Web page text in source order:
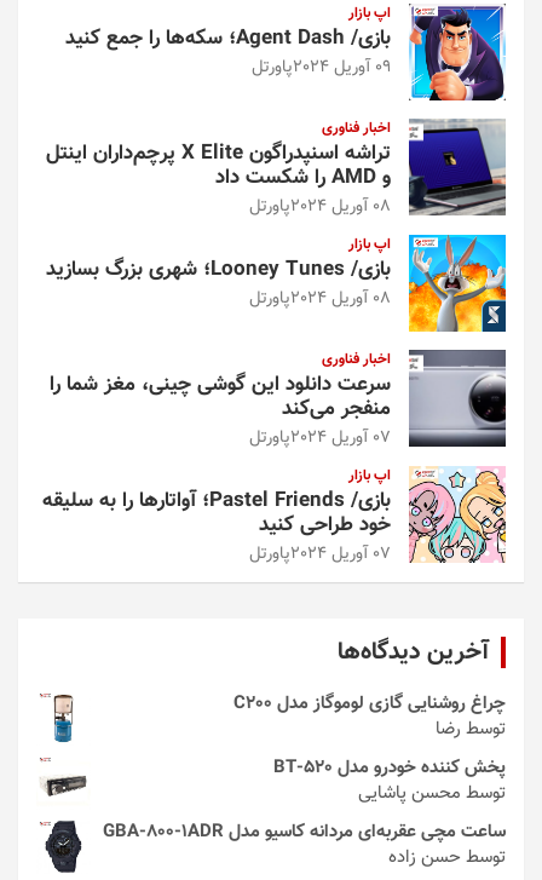
اپ بازار
بازی/ Agent Dash؛ سکه‌ها را جمع کنید
09 آوریل 2024 پاورتل
اخبار فناوری
تراشه اسنپدراگون X Elite پرچم‌داران اینتل
و AMD را شکست داد
08 آوریل 2024 پاورتل
اپ بازار
بازی/ Looney Tunes؛ شهری بزرگ بسازید
08 آوریل 2024 پاورتل
اخبار فناوری
سرعت دانلود این گوشی چینی، مغز شما را
منفجر می‌کند
07 آوریل 2024 پاورتل
اپ بازار
بازی/ Pastel Friends؛ آواتارها را به سلیقه
خود طراحی کنید
07 آوریل 2024 پاورتل
آخرین دیدگاه‌ها
چراغ روشنایی گازی لوموگاز مدل C200
توسط رضا
پخش کننده خودرو مدل 520-BT
توسط محسن پاشایی
ساعت مچی عقربه‌ای مردانه کاسیو مدل GBA-800-1ADR
توسط حسن زاده